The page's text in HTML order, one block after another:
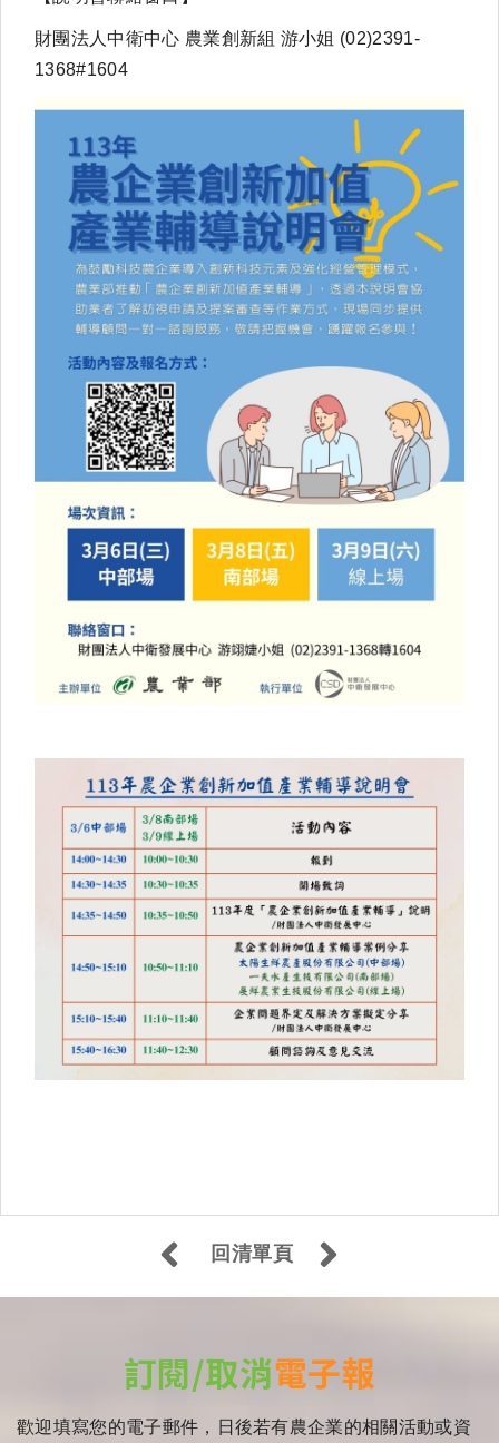
財團法人中衛中心 農業創新組 游小姐 (02)2391-
1368#1604
回清單頁
訂閱/取消電子報
歡迎填寫您的電子郵件，日後若有農企業的相關活動或資